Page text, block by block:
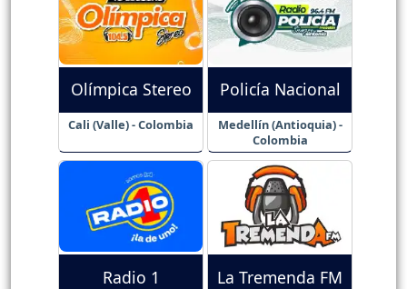
Olímpica Stereo
Cali (Valle) - Colombia
Policía Nacional
Medellín (Antioquia) -
Colombia
Radio 1 La Tremenda FM